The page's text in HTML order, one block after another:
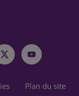
Plan du site